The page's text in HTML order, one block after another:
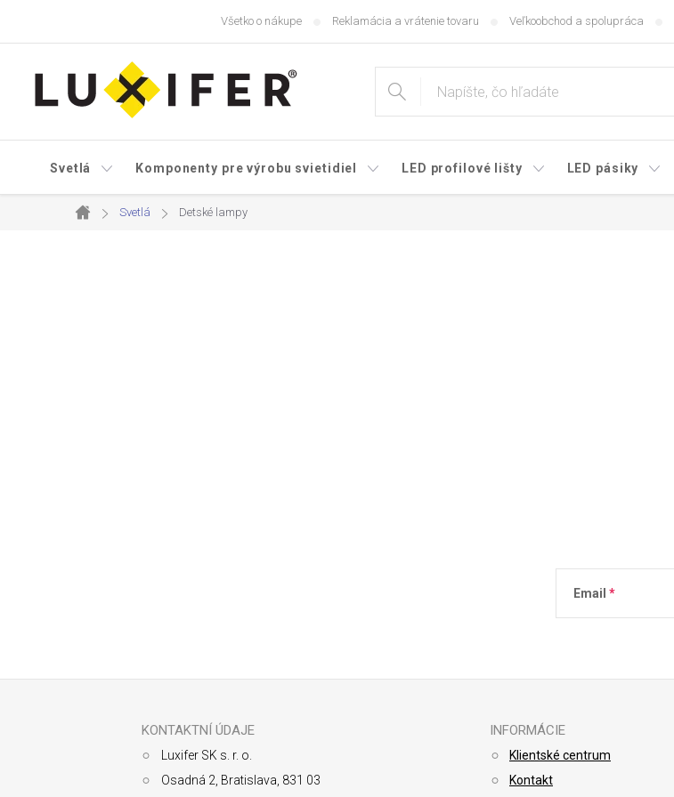
Všetko o nákupe Reklamácia a vrátenie tovaru Veľkoobchod a spolupráca
Svetlá Komponenty pre výrobu svietidiel LED profilové lišty LED pásiky
Domov
Svetlá Detské lampy
Email
KONTAKTNÍ ÚDAJE
Luxifer SK s. r. o.
Osadná 2, Bratislava, 831 03
INFORMÁCIE
Klientské centrum
Kontakt